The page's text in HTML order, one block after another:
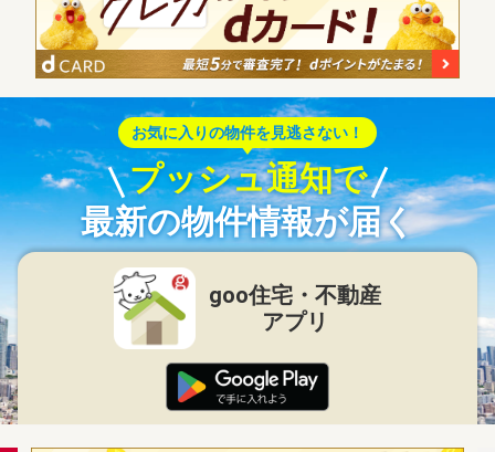
お気に入りの物件を見逃さない！
プッシュ通知で
最新の物件情報が届く
goo住宅・不動産
アプリ